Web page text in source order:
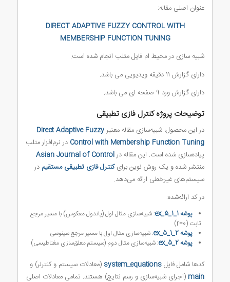
عنوان اصلی مقاله:
DIRECT ADAPTIVE FUZZY CONTROL WITH
MEMBERSHIP FUNCTION TUNING
شبیه سازی در محیط ام فایل متلب انجام شده است.
دارای گزارش 11 دقیقه ویدیویی می باشد.
دارای گزارش ورد 9 صفحه ای می باشد.
توضیحات پروژه کنترل فازی تطبیقی
در این محصول، شبیه‌سازی مقاله معتبرDirect Adaptive Fuzzy
Control with Membership Function Tuning در نرم‌افزار متلب
پیاده‌سازی شده است. این مقاله درAsian Journal of Control
منتشر شده و یک روش نوین برایکنترل فازی تطبیقی مستقیم در
سیستم‌های غیرخطی ارائه می‌دهد.
در کد ارائه‌شده:
پوشه ex_5_1_1
: شبیه‌سازی مثال اول (پاندول معکوس) با مسیر مرجع
ثابت (r=0)
پوشه ex_5_1_2
: شبیه‌سازی مثال اول با مسیر مرجع سینوسی
پوشه ex_5_2
: شبیه‌سازی مثال دوم (سیستم معلق‌سازی مغناطیسی)
کدها شامل فایلsystem_equations (معادلات سیستم و کنترلر) و
main (اجرای شبیه‌سازی و رسم نتایج) هستند. تمامی معادلات اصلی